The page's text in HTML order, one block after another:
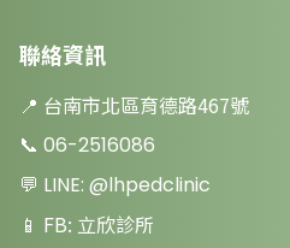
聯絡資訊
📍 台南市北區育德路467號
📞 06-2516086
💬 LINE: @lhpedclinic
📱 FB: 立欣診所